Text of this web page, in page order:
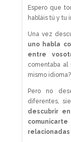
Espero que
habláis tú y tu
Una vez
uno habla
entre
comentaba al
mismo idioma?
Pero no
diferentes,
descubrir